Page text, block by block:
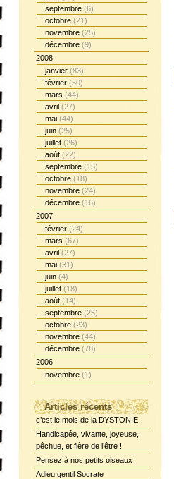
septembre (6)
octobre (21)
novembre (25)
décembre (9)
2008
janvier (83)
février (50)
mars (44)
avril (27)
mai (44)
juin (25)
juillet (26)
août (22)
septembre (15)
octobre (18)
novembre (24)
décembre (16)
2007
février (24)
mars (67)
avril (27)
mai (31)
juin (4)
juillet (18)
août (14)
septembre (25)
octobre (23)
novembre (44)
décembre (78)
2006
novembre (1)
Articles récents
c’est le mois de la DYSTONIE
Handicapée, vivante, joyeuse,
pêchue, et fière de l’être !
Pensez à nos petits oiseaux
Adieu gentil Socrate